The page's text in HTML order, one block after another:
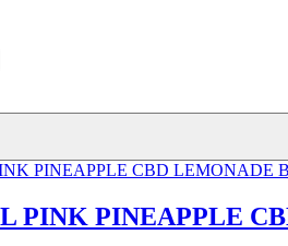
PINK PINEAPPLE